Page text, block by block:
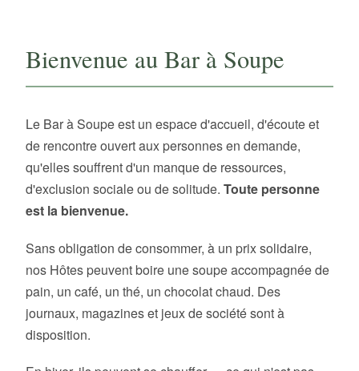
Bienvenue au Bar à Soupe
Le Bar à Soupe est un espace d'accueil, d'écoute et
de rencontre ouvert aux personnes en demande,
qu'elles souffrent d'un manque de ressources,
d'exclusion sociale ou de solitude. Toute personne
est la bienvenue.
Sans obligation de consommer, à un prix solidaire,
nos Hôtes peuvent boire une soupe accompagnée de
pain, un café, un thé, un chocolat chaud. Des
journaux, magazines et jeux de société sont à
disposition.